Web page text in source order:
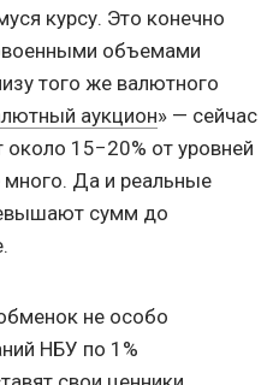
курсу. Это конечно
объемами
того же валютного
аукцион» — сейчас
15−20% от уровней
Да и реальные
сумм до
не особо
НБУ по 1%